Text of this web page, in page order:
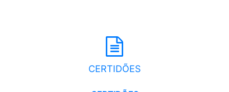
CERTIDÕES